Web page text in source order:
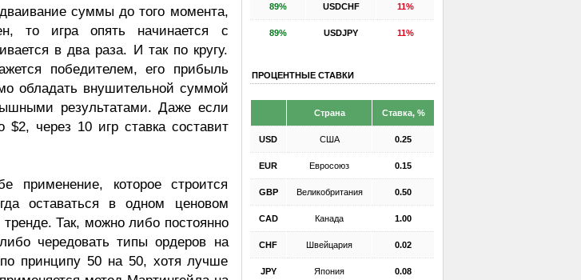
суммы до того момента,
то игра опять начинается с
в два раза. И так по кругу.
победителем, его прибыль
обладать внушительной суммой
результатами. Даже если
через 10 игр ставка составит
применение, которое строится
оставаться в одном ценовом
Так, можно либо постоянно
чередовать типы ордеров на
принципу 50 на 50, хотя лучше
89% USDCHF 11%
89% USDJPY 11%
ПРОЦЕНТНЫЕ СТАВКИ
Страна Ставка, %
USD США 0.25
EUR Евросоюз 0.15
GBP Великобритания 0.50
CAD Канада 1.00
CHF Швейцария 0.02
JPY Япония 0.08